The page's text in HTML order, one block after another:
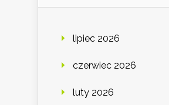
lipiec 2026
czerwiec 2026
luty 2026